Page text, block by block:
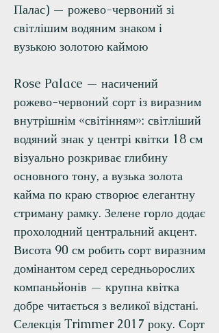
Палас) — рожево-червоний зі
світлішим водяним знаком і
вузькою золотою каймою
Rose Palace — насичений
рожево-червоний сорт із виразним
внутрішнім «світінням»: світліший
водяний знак у центрі квітки 18 см
візуально розкриває глибину
основного тону, а вузька золота
кайма по краю створює елегантну
стриману рамку. Зелене горло додає
прохолодний центральний акцент.
Висота 90 см робить сорт виразним
домінантом серед середньорослих
компаньйонів — крупна квітка
добре читається з великої відстані.
Селекція Trimmer 2017 року. Сорт